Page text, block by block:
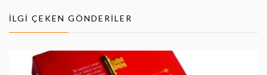
İLGI ÇEKEN GÖNDERILER